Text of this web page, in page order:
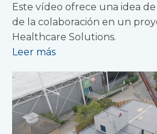
Este vídeo ofrece una idea
de la colaboración en un
Healthcare Solutions.
Leer más